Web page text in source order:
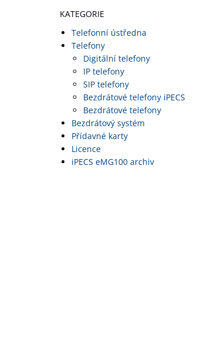
KATEGORIE
Telefonní ústředna
Telefony
Digitální telefony
IP telefony
SIP telefony
Bezdrátové telefony iPECS
Bezdrátové telefony
Bezdrátový systém
Přídavné karty
Licence
iPECS eMG100 archiv